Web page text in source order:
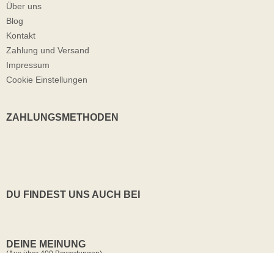
Über uns
Blog
Kontakt
Zahlung und Versand
Impressum
Cookie Einstellungen
ZAHLUNGSMETHODEN
DU FINDEST UNS AUCH BEI
DEINE MEINUNG